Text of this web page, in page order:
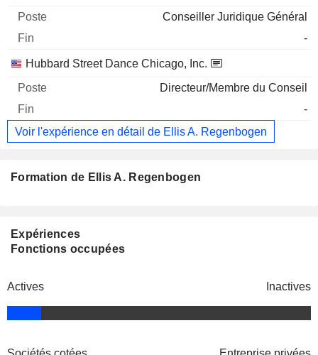
Conseiller Juridique Général
-
Hubbard Street Dance Chicago, Inc.
Directeur/Membre du Conseil
-
Voir l'expérience en détail de Ellis A. Regenbogen
Formation de Ellis A. Regenbogen
Expériences
Fonctions occupées
Actives Inactives